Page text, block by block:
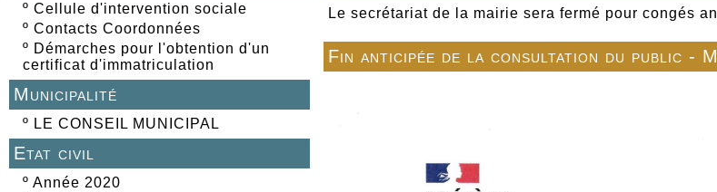
º Cellule d'intervention sociale
º Contacts Coordonnées
º Démarches pour l'obtention d'un
certificat d'immatriculation
Municipalité
º LE CONSEIL MUNICIPAL
Etat civil
º Année 2020
Le secrétariat de la mairie sera fermé pour congés
Fin anticipée de la consultation du public -